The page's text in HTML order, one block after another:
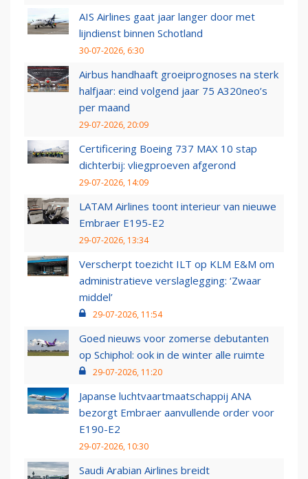
AIS Airlines gaat jaar langer door met
lijndienst binnen Schotland
30-07-2026, 6:30
Airbus handhaaft groeiprognoses na sterk
halfjaar: eind volgend jaar 75 A320neo’s
per maand
29-07-2026, 20:09
Certificering Boeing 737 MAX 10 stap
dichterbij: vliegproeven afgerond
29-07-2026, 14:09
LATAM Airlines toont interieur van nieuwe
Embraer E195-E2
29-07-2026, 13:34
Verscherpt toezicht ILT op KLM E&M om
administratieve verslaglegging: ‘Zwaar
middel’
29-07-2026, 11:54
Goed nieuws voor zomerse debutanten
op Schiphol: ook in de winter alle ruimte
29-07-2026, 11:20
Japanse luchtvaartmaatschappij ANA
bezorgt Embraer aanvullende order voor
E190-E2
29-07-2026, 10:30
Saudi Arabian Airlines breidt